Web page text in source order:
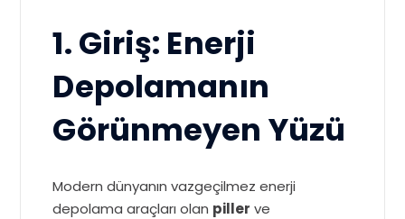
1. Giriş: Enerji
Depolamanın
Görünmeyen Yüzü
Modern dünyanın vazgeçilmez enerji
depolama araçları olan piller ve